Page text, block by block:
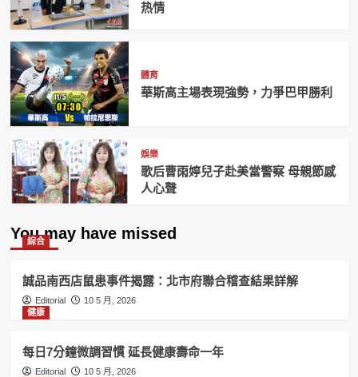
热情
體育
華斯高主場表現強勢，力爭巴甲勝利
娛樂
歌后曹雨婷兒子赴美當警察 母親節感
人心聲
You may have missed
綜合
誠品南西店鼠患事件揭露：北市府聯合稽查結果詳解
Editorial
10 5 月, 2026
健康
每日7分鐘微調習慣 延長健康壽命一年
Editorial
10 5 月, 2026